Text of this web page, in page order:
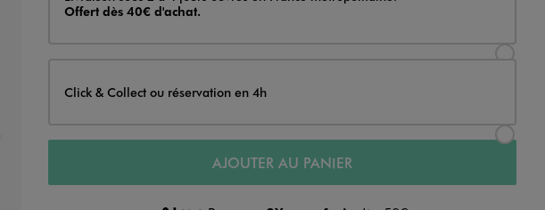
Offert dès 40€ d'achat.
Click & Collect ou réservation en 4h
AJOUTER AU PANIER